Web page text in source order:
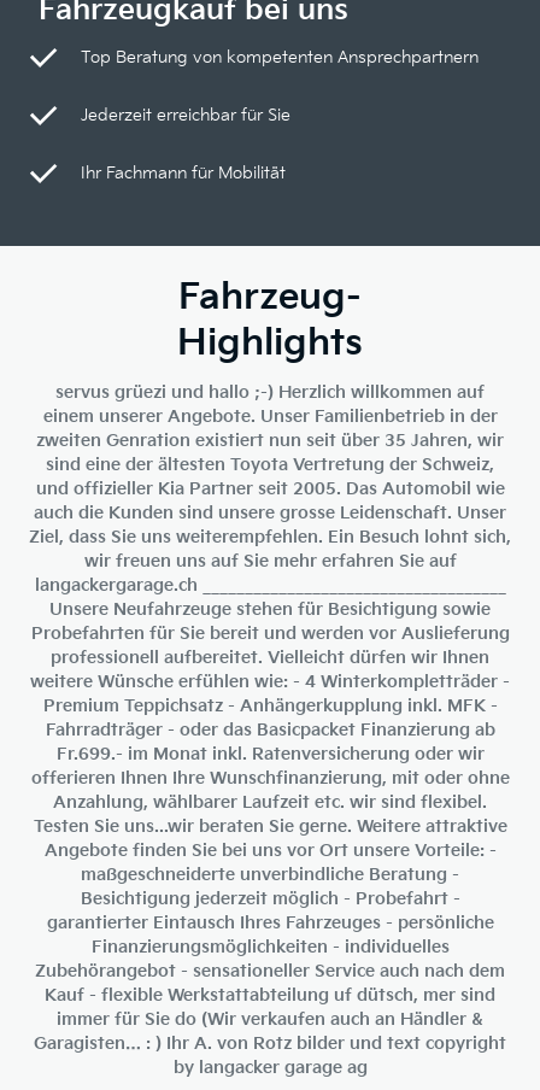
Fahrzeugkauf bei uns
Top Beratung von kompetenten Ansprechpartnern
Jederzeit erreichbar für Sie
Ihr Fachmann für Mobilität
Fahrzeug-
Highlights
servus grüezi und hallo ;-) Herzlich willkommen auf
einem unserer Angebote. Unser Familienbetrieb in der
zweiten Genration existiert nun seit über 35 Jahren, wir
sind eine der ältesten Toyota Vertretung der Schweiz,
und offizieller Kia Partner seit 2005. Das Automobil wie
auch die Kunden sind unsere grosse Leidenschaft. Unser
Ziel, dass Sie uns weiterempfehlen. Ein Besuch lohnt sich,
wir freuen uns auf Sie mehr erfahren Sie auf
langackergarage.ch ____________________________________
Unsere Neufahrzeuge stehen für Besichtigung sowie
Probefahrten für Sie bereit und werden vor Auslieferung
professionell aufbereitet. Vielleicht dürfen wir Ihnen
weitere Wünsche erfühlen wie: - 4 Winterkompletträder -
Premium Teppichsatz - Anhängerkupplung inkl. MFK -
Fahrradträger - oder das Basicpacket Finanzierung ab
Fr.699.- im Monat inkl. Ratenversicherung oder wir
offerieren Ihnen Ihre Wunschfinanzierung, mit oder ohne
Anzahlung, wählbarer Laufzeit etc. wir sind flexibel.
Testen Sie uns...wir beraten Sie gerne. Weitere attraktive
Angebote finden Sie bei uns vor Ort unsere Vorteile: -
maßgeschneiderte unverbindliche Beratung -
Besichtigung jederzeit möglich - Probefahrt -
garantierter Eintausch Ihres Fahrzeuges - persönliche
Finanzierungsmöglichkeiten - individuelles
Zubehörangebot - sensationeller Service auch nach dem
Kauf - flexible Werkstattabteilung uf dütsch, mer sind
immer für Sie do (Wir verkaufen auch an Händler &
Garagisten… : ) Ihr A. von Rotz bilder und text copyright
by langacker garage ag